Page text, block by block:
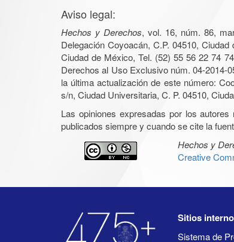
Aviso legal:
Hechos y Derechos, vol. 16, núm. 86,
Delegación Coyoacán, C.P. 04510,
Ciudad de México, Tel. (52) 55 56 22 74
Derechos al Uso Exclusivo núm. 04-2014-
la última actualización de este número:
s/n, Ciudad Universitaria, C. P. 04510,
Las opiniones expresadas por los
publicados siempre y cuando se cite la
Hechos y
Creative
Sitios
Sistema de